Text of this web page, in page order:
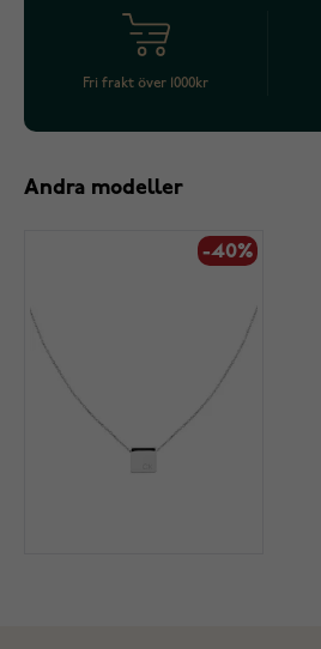
Fri frakt över 1000kr
Andra modeller
-40%